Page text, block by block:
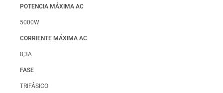
POTENCIA MÁXIMA AC
5000W
CORRIENTE MÁXIMA AC
8,3A
FASE
TRIFÁSICO